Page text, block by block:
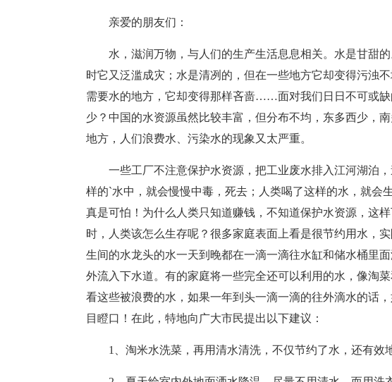
亲爱的朋友们：
水，滋润万物，与人们的生产生活息息相关。水是甘甜
时它又泛滥成灾；水是清冽的，但在一些地方它却变得污浊
需要水的地方，它却变得那样吝啬……面对我们日日不可或
少？中国的水资源虽然比较丰富，但分布不均，东多西少，
地方，人们浪费水、污染水的现象又太严重。
一些工厂不注意保护水资源，把工业废水排入江河湖泊
样的`水中，就会慢慢中毒，死去；人类喝了这样的水，就会
真是可怕！为什么人类只知道赚钱，不知道保护水资源，这
时，人类该怎么生存呢？很多家庭表面上看是很节约用水，
生间的水龙头的水一天到晚都在一滴一滴往水缸和储水桶里
外流入下水道。有的家庭将一些完全还可以利用的水，像淘
看这些被浪费的水，如果一年到头一滴一滴的往外滴水的话
目瞪口！在此，特地向广大市民提出以下建议：
1、淘米水洗菜，再用清水清洗，不仅节约了水，还有效